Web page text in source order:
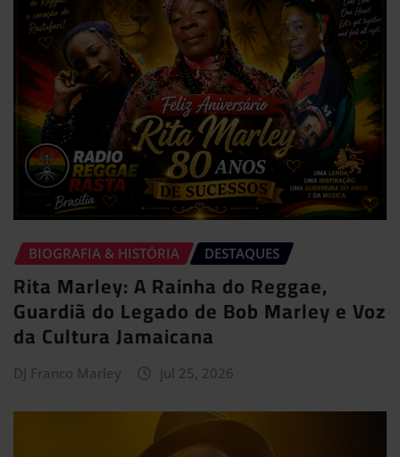
BIOGRAFIA & HISTÓRIA DESTAQUES
Rita Marley: A Rainha do Reggae,
Guardiã do Legado de Bob Marley e Voz
da Cultura Jamaicana
DJ Franco Marley jul 25, 2026